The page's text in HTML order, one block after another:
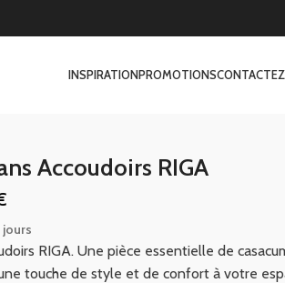
INSPIRATIONPROMOTIONS
Accoudoirs RIGA
jours
RIGA. Une pièce essentielle de
touche de style et de confort à votre